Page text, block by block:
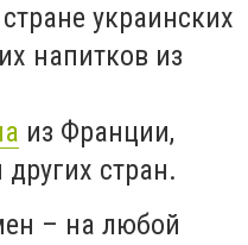
украинских
напитков из
из Франции,
стран.
– на любой